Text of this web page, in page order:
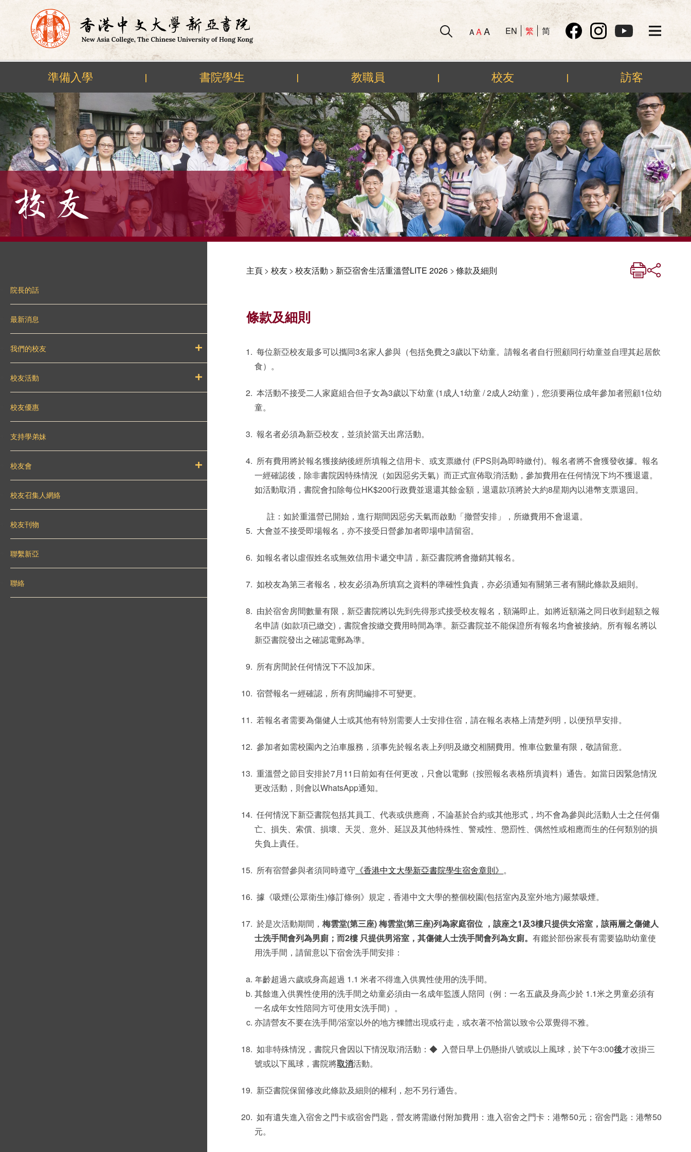
Skip
to
content
A AA EN 繁 简
準備入學 | 書院學生 | 教職員 | 校友 | 訪客
院長的話
最新消息
我們的校友
校友活動
校友優惠
支持學弟妹
校友會
校友召集人網絡
校友刊物
聯繫新亞
聯絡
主頁> 校友> 校友活動 > 新亞宿舍生活重溫營LITE 2026 > 條款及細則
條款及細則
每位新亞校友最多可以攜同3名家人參與（包括免費之3歲以下幼童。請報名者自行照顧同行幼童並自理其起居飲
食）。
本活動不接受二人家庭組合但子女為3歲以下幼童 (1成人1幼童 / 2成人2幼童 )，您須要兩位成年參加者照顧1位幼
童。
報名者必須為新亞校友，並須於當天出席活動。
所有費用將於報名獲接納後經所填報之信用卡、或支票繳付 (FPS則為即時繳付)。報名者將不會獲發收據。報名
一經確認後，除非書院因特殊情況（如因惡劣天氣）而正式宣佈取消活動，參加費用在任何情況下均不獲退還。
如活動取消，書院會扣除每位HK$200行政費並退還其餘金額，退還款項將於大約8星期內以港幣支票退回。
註：如於重溫營已開始，進行期間因惡劣天氣而啟動「撤營安排」，所繳費用不會退還。
大會並不接受即場報名，亦不接受日營參加者即場申請留宿。
如報名者以虛假姓名或無效信用卡遞交申請，新亞書院將會撤銷其報名。
如校友為第三者報名，校友必須為所填寫之資料的準確性負責，亦必須通知有關第三者有關此條款及細則。
由於宿舍房間數量有限，新亞書院將以先到先得形式接受校友報名，額滿即止。如將近額滿之同日收到超額之報
名申請 (如款項已繳交)，書院會按繳交費用時間為準。新亞書院並不能保證所有報名均會被接納。所有報名將以
新亞書院發出之確認電郵為準。
所有房間於任何情況下不設加床。
宿營報名一經確認，所有房間編排不可變更。
若報名者需要為傷健人士或其他有特別需要人士安排住宿，請在報名表格上清楚列明，以便預早安排。
參加者如需校園內之泊車服務，須事先於報名表上列明及繳交相關費用。惟車位數量有限，敬請留意。
重溫營之節目安排於7月11日前如有任何更改，只會以電郵（按照報名表格所填資料）通告。如當日因緊急情況
更改活動，則會以WhatsApp通知。
任何情況下新亞書院包括其員工、代表或供應商，不論基於合約或其他形式，均不會為參與此活動人士之任何傷
亡、損失、索償、損壞、天災、意外、延誤及其他特殊性、警戒性、懲罰性、偶然性或相應而生的任何類別的損
失負上責任。
所有宿營參與者須同時遵守 《香港中文大學新亞書院學生宿舍章則》 。
據《吸煙(公眾衛生)修訂條例》規定，香港中文大學的整個校園(包括室內及室外地方)嚴禁吸煙。
於是次活動期間，梅雲堂(第三座)梅雲堂(第三座)列為家庭宿位 ，該座之1及3樓只提供女浴室，該兩層之傷健人
士洗手間會列為男廁；而2樓 只提供男浴室，其傷健人士洗手間會列為女廁。有鑑於部份家長有需要協助幼童使
用洗手間，請留意以下宿舍洗手間安排：
年齡超過六歲或身高超過 1.1 米者不得進入供異性使用的洗手間。
其餘進入供異性使用的洗手間之幼童必須由一名成年監護人陪同（例：一名五歲及身高少於 1.1米之男童必須有
一名成年女性陪同方可使用女洗手間）。
亦請營友不要在洗手間/浴室以外的地方裸體出現或行走，或衣著不恰當以致令公眾覺得不雅。
如非特殊情況，書院只會因以下情況取消活動：◆ 入營日早上仍懸掛八號或以上風球，於下午3:00後才改掛三
號或以下風球，書院將取消活動。
新亞書院保留修改此條款及細則的權利，恕不另行通告。
如有遺失進入宿舍之門卡或宿舍門匙，營友將需繳付附加費用：進入宿舍之門卡：港幣50元；宿舍門匙：港幣50
元。